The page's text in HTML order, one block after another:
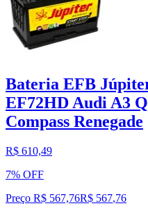
Bateria EFB
EF72HD Audi A3
Compass Renegade
R$ 610,49
7% OFF
Preço R$ 567,76R$ 567,76